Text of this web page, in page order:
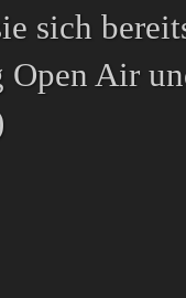
sich
Open Air